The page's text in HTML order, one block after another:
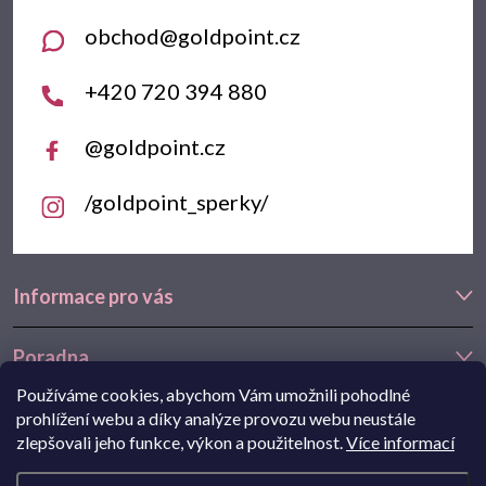
Používáme cookies, abychom Vám umožnili pohodlné
prohlížení webu a díky analýze provozu webu neustále
zlepšovali jeho funkce, výkon a použitelnost.Více informací
Informace pro vás
Poradna
Často hledáte
obchod@goldpoint.cz
+420 720 394 880
@goldpoint.cz
/goldpoint_sperky/
Navštivte také náš e-shop Goldstore.cz:zlaté náušnice,dětské